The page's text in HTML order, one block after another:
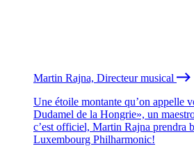
Martin Rajna, Directeur musical
Une étoile montante qu’on appelle
Dudamel de la Hongrie», un
c’est officiel, Martin Rajna prendra
Luxembourg Philharmonic!